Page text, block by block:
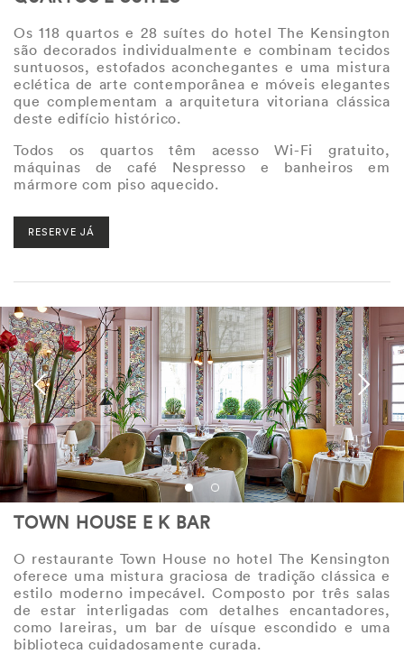
Os 118 quartos e 28 suítes do hotel The Kensington
são decorados individualmente e combinam tecidos
suntuosos, estofados aconchegantes e uma mistura
eclética de arte contemporânea e móveis elegantes
que complementam a arquitetura vitoriana clássica
deste edifício histórico.
Todos os quartos têm acesso Wi-Fi gratuito,
máquinas de café Nespresso e banheiros em
mármore com piso aquecido.
RESERVE JÁ
TOWN HOUSE E K BAR
O restaurante Town House no hotel The Kensington
oferece uma mistura graciosa de tradição clássica e
estilo moderno impecável. Composto por três salas
de estar interligadas com detalhes encantadores,
como lareiras, um bar de uísque escondido e uma
biblioteca cuidadosamente curada.